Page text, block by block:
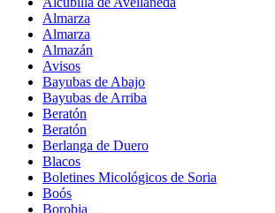
Almarza
Almarza
Almazán
Avisos
Bayubas de Abajo
Bayubas de Arriba
Beratón
Beratón
Berlanga de Duero
Blacos
Boletines Micológicos de Soria
Boós
Borobia